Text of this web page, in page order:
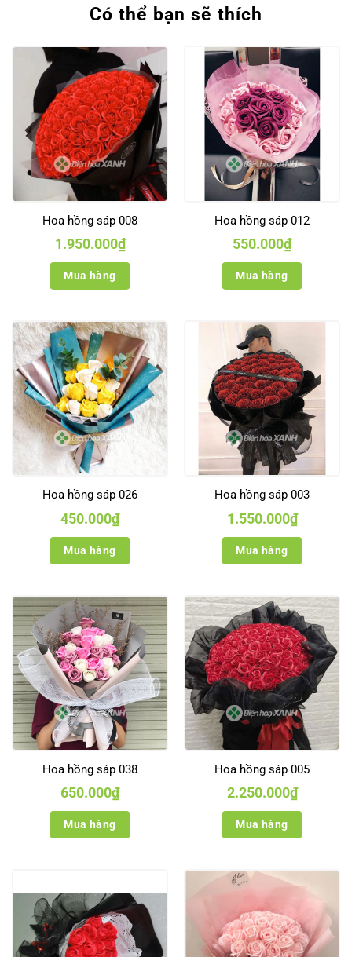
Có thể bạn sẽ thích
Hoa hồng sáp 008
1.950.000₫
Mua hàng
Hoa hồng sáp 012
550.000₫
Mua hàng
Hoa hồng sáp 026
450.000₫
Mua hàng
Hoa hồng sáp 003
1.550.000₫
Mua hàng
Hoa hồng sáp 038
650.000₫
Mua hàng
Hoa hồng sáp 005
2.250.000₫
Mua hàng